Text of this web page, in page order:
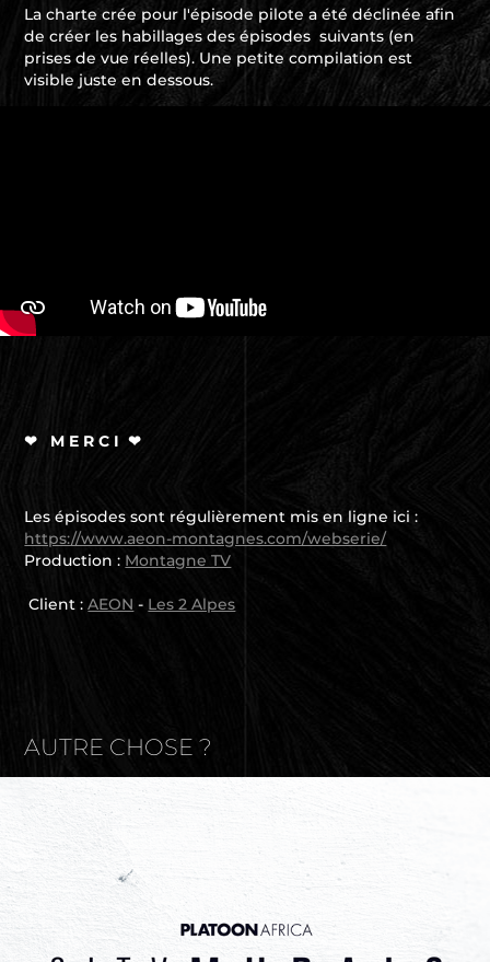
La charte crée pour l'épisode pilote a été déclinée afin
de créer les habillages des épisodes suivants (en
prises de vue réelles). Une petite compilation est
visible juste en dessous.
❤ M E R C I ❤
Les épisodes sont régulièrement mis en ligne ici :
https://www.aeon-montagnes.com/webserie/
Production : Montagne TV
Client :AEON - Les 2 Alpes
AUTRE CHOSE ?
Platoon Africa - City Murals
2021